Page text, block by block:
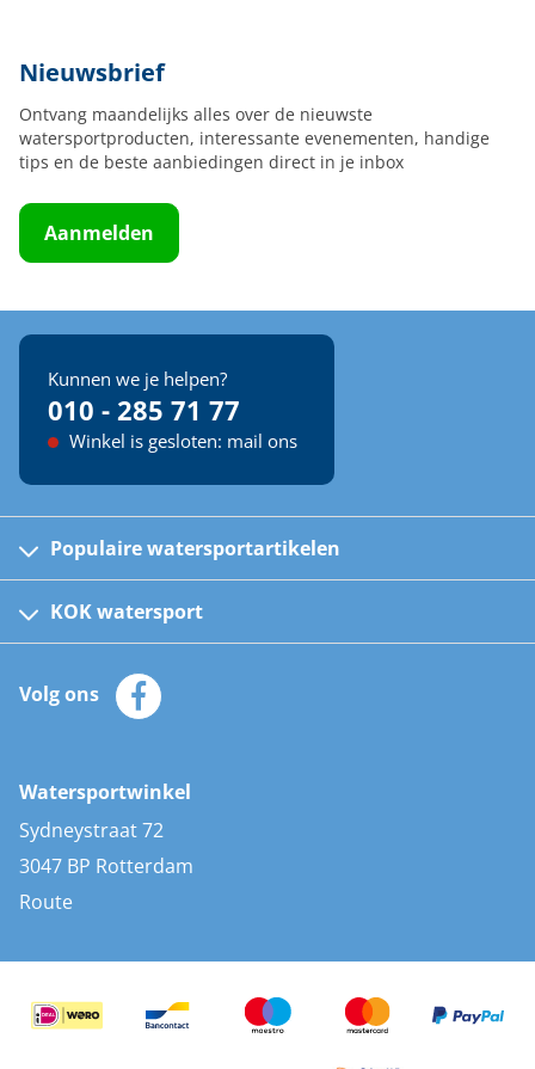
Nieuwsbrief
Ontvang maandelijks alles over de nieuwste
watersportproducten, interessante evenementen, handige
tips en de beste aanbiedingen direct in je inbox
Aanmelden
Kunnen we je helpen?
010 - 285 71 77
Winkel is gesloten: mail ons
Populaire watersportartikelen
Kinder reddingsvesten
Automatische reddingsvesten
Zeilkleding
Zonnepanelen
AIS transponders
Stootwillen en fenders
Bootkussens
Zwemtrappen
KOK watersport
Klantenservice
Merken
Volg ons
Watersportwinkel
Sydneystraat 72
3047 BP Rotterdam
Route